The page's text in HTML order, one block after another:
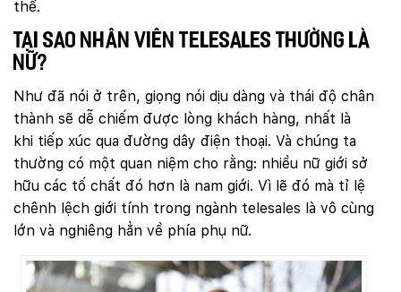
thể.
Tại sao nhân viên telesales thường là
nữ?
Như đã nói ở trên, giọng nói dịu dàng và thái độ chân
thành sẽ dễ chiếm được lòng khách hàng, nhất là
khi tiếp xúc qua đường dây điện thoại. Và chúng ta
thường có một quan niệm cho rằng: nhiều nữ giới sở
hữu các tố chất đó hơn là nam giới. Vì lẽ đó mà tỉ lệ
chênh lệch giới tính trong ngành telesales là vô cùng
lớn và nghiêng hẳn về phía phụ nữ.